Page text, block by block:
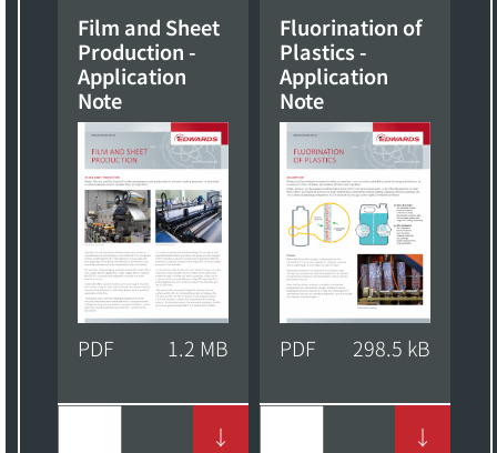
Film and Sheet
Production -
Application
Note
PDF 1.2 MB
↓
Fluorination of
Plastics -
Application
Note
PDF 298.5 kB
↓